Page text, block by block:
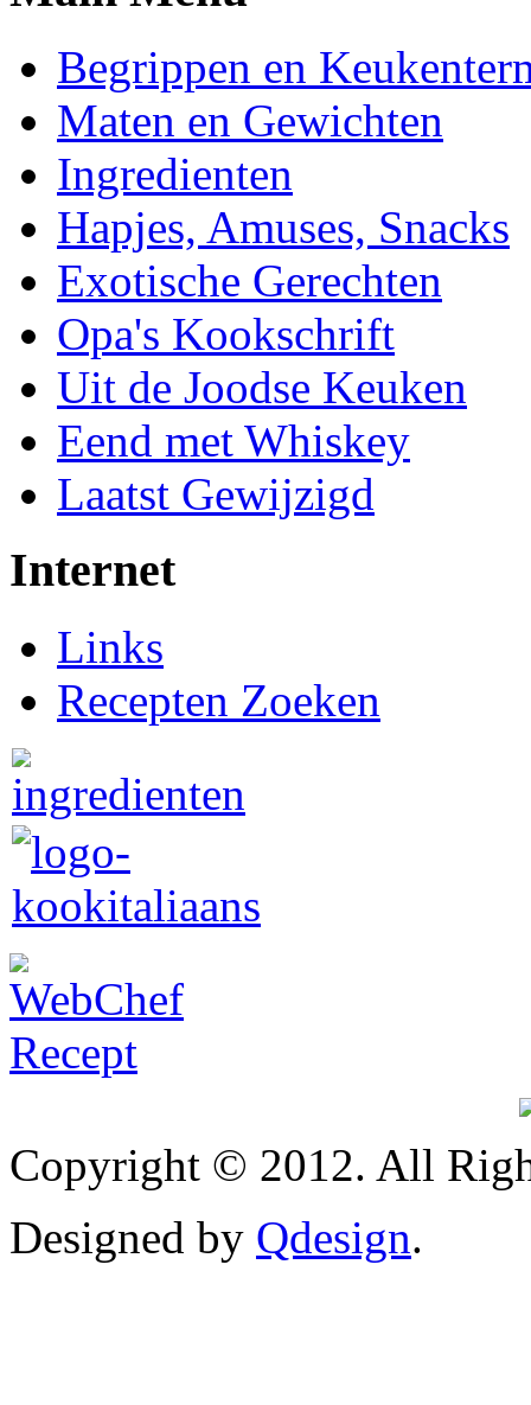
Begrippen en
Maten en Gewichten
Ingredienten
Hapjes, Amuses, Snacks
Exotische Gerechten
Opa's Kookschrift
Uit de Joodse Keuken
Eend met Whiskey
Laatst Gewijzigd
Internet
Links
Recepten Zoeken
Copyright © 2012. All
Designed by Qdesign.